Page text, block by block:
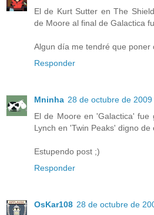
El de Kurt Sutter en The
de Moore al final de Galactica
Algun día me tendré que poner
Responder
Mninha 28 de octubre de 2009
El de Moore en 'Galactica'
Lynch en 'Twin Peaks' digno de
Estupendo post ;)
Responder
OsKar108 28 de octubre de